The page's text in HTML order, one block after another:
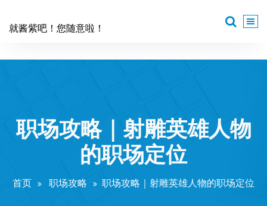
就酱紫吧！您随意啦！
职场攻略｜射雕英雄人物
的职场定位
首页 职场攻略 职场攻略｜射雕英雄人物的职场定位